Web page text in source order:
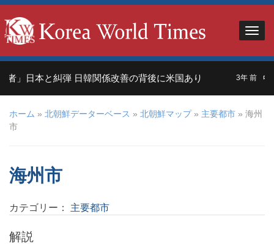
者」日本と糾弾 日韓関係改善の背後に米国あり 3年 前 中
ホーム » 北朝鮮データーベース » 北朝鮮マップ» 主要都市 » 海州
市
海州市
解説
カテゴリー： 主要都市